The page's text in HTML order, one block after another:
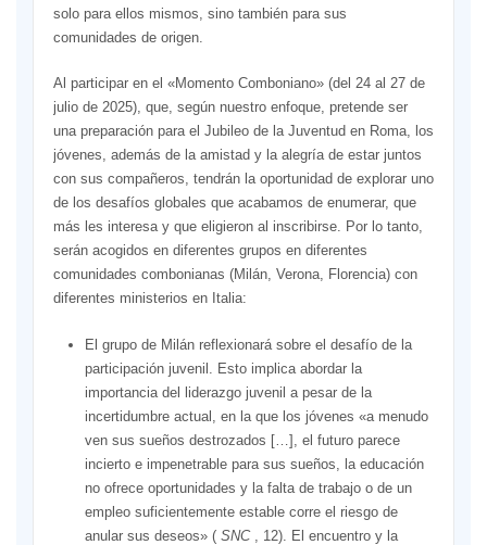
solo para ellos mismos, sino también para sus
comunidades de origen.
Al participar en el «Momento Comboniano» (del 24 al 27 de
julio de 2025), que, según nuestro enfoque, pretende ser
una preparación para el Jubileo de la Juventud en Roma, los
jóvenes, además de la amistad y la alegría de estar juntos
con sus compañeros, tendrán la oportunidad de explorar uno
de los desafíos globales que acabamos de enumerar, que
más les interesa y que eligieron al inscribirse. Por lo tanto,
serán acogidos en diferentes grupos en diferentes
comunidades combonianas (Milán, Verona, Florencia) con
diferentes ministerios en Italia:
El grupo de Milán reflexionará sobre el desafío de la
participación juvenil. Esto implica abordar la
importancia del liderazgo juvenil a pesar de la
incertidumbre actual, en la que los jóvenes «a menudo
ven sus sueños destrozados […], el futuro parece
incierto e impenetrable para sus sueños, la educación
no ofrece oportunidades y la falta de trabajo o de un
empleo suficientemente estable corre el riesgo de
anular sus deseos» (SNC, 12). El encuentro y la